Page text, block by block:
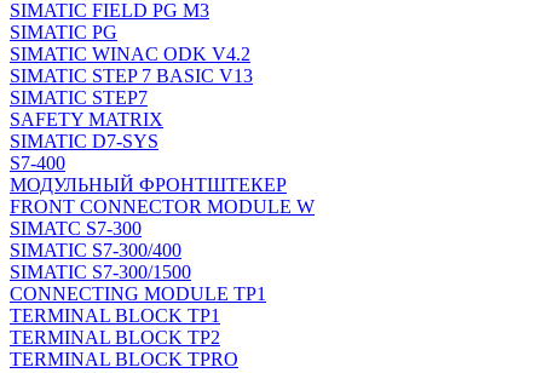
SIMATIC FIELD PG M3
SIMATIC PG
SIMATIC WINAC ODK V4.2
SIMATIC STEP 7 BASIC V13
SIMATIC STEP7
SAFETY MATRIX
SIMATIC D7-SYS
S7-400
МОДУЛЬНЫЙ ФРОНТШТЕКЕР
FRONT CONNECTOR MODULE W
SIMATC S7-300
SIMATIC S7-300/400
SIMATIC S7-300/1500
CONNECTING MODULE TP1
TERMINAL BLOCK TP1
TERMINAL BLOCK TP2
TERMINAL BLOCK TPRO